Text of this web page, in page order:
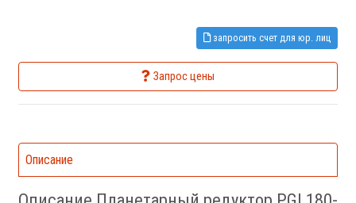
запросить счет для юр. лиц
Запрос цены
Описание